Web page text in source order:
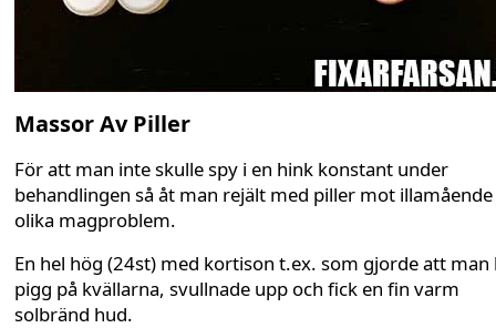
Massor Av Piller
För att man inte skulle spy i en hink konstant under
behandlingen så åt man rejält med piller mot
olika magproblem.
En hel hög (24st) med kortison t.ex. som gjorde att man
pigg på kvällarna, svullnade upp och fick en fin varm
solbränd hud.